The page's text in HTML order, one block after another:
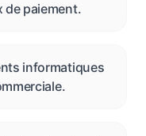
de paiement.
informatiques